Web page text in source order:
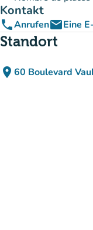
Kontakt
phoneAnrufenemailEine
Standort
place 60 Boulevard